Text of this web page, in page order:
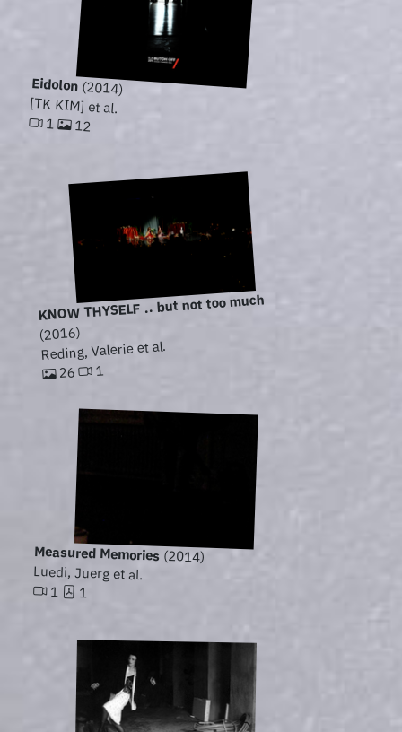
Eidolon(2014)
[TK KIM] et al.
1 12
KNOW THYSELF .. but not too much
(2016)
Reding, Valerie et al.
26 1
Measured Memories (2014)
Luedi, Juerg et al.
1 1